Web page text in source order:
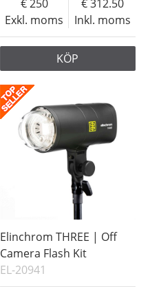
Exkl. moms
250
Inkl. moms
312.50
KÖP
Elinchrom THREE | Off
Camera Flash Kit
EL-20941